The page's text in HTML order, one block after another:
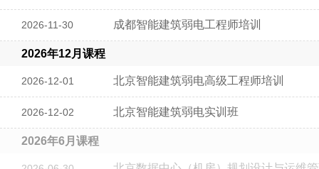
2026-11-30 成都智能建筑弱电工程师培训
2026年12月课程
2026-12-01 北京智能建筑弱电高级工程师培训
2026-12-02 北京智能建筑弱电实训班
2026年6月课程